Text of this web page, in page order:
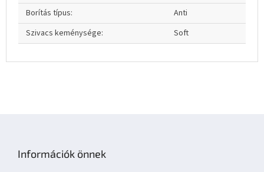
Borítás típus:
Anti
Szivacs keménysége: Soft
Információk önnek